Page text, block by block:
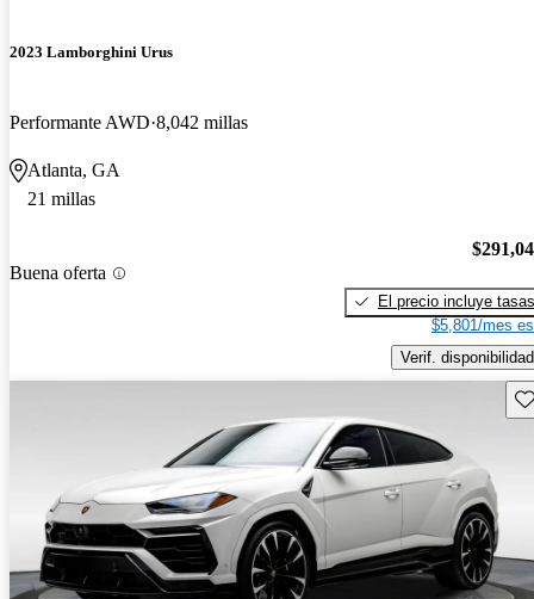
2023 Lamborghini Urus
Performante AWD 8,042 millas
Atlanta, GA
21 millas
Buena oferta
El precio incluye tasas
$5,801/mes
Verif. disponibilidad